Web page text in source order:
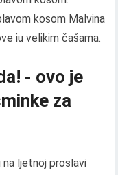
kosom Malvina
iu velikim čašama.
- ovo je
za
ljetnoj proslavi